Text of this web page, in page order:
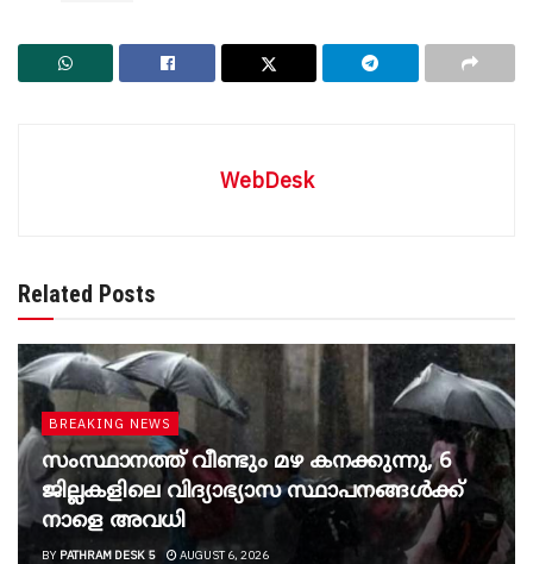
WebDesk
Related Posts
BREAKING NEWS
സംസ്ഥാനത്ത് വീണ്ടും മഴ കനക്കുന്നു, 6
ജില്ലകളിലെ വിദ്യാഭ്യാസ സ്ഥാപനങ്ങൾക്ക്
നാളെ അവധി
BY PATHRAM DESK 5 AUGUST 6, 2026